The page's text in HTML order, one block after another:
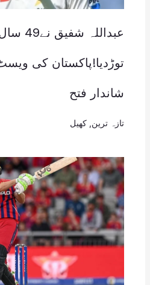
توڑدیا!پاکستان کی
شاندار فتح
تازہ ترین کھیل